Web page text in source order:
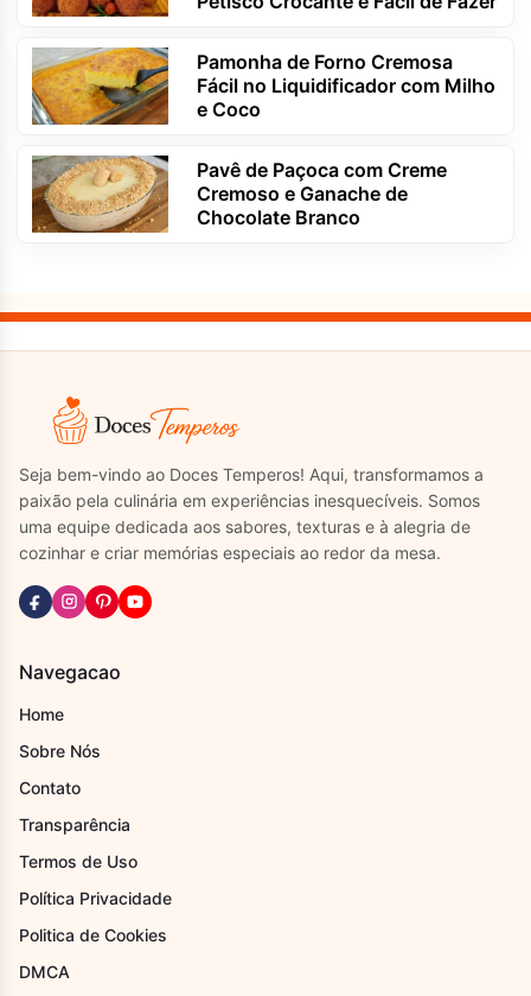
Pamonha de Forno Cremosa
Fácil no Liquidificador com Milho
e Coco
Pavê de Paçoca com Creme
Cremoso e Ganache de
Chocolate Branco
Seja bem-vindo ao Doces Temperos! Aqui, transformamos a
paixão pela culinária em experiências inesquecíveis. Somos
uma equipe dedicada aos sabores, texturas e à alegria de
cozinhar e criar memórias especiais ao redor da mesa.
Navegacao
Home
Sobre Nós
Contato
Transparência
Termos de Uso
Política Privacidade
Politica de Cookies
DMCA